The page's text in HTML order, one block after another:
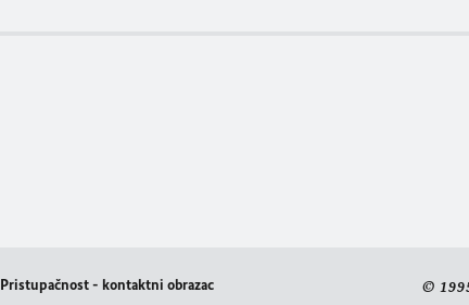
Pristupačnost - kontaktni obrazac ©